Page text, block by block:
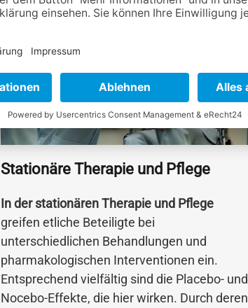
Stationäre Therapie und Pflege
In der stationären Therapie und Pflege
greifen etliche Beteiligte bei
unterschiedlichen Behandlungen und
pharmakologischen Interventionen ein.
Entsprechend vielfältig sind die Placebo- und
Nocebo-Effekte, die hier wirken. Durch deren